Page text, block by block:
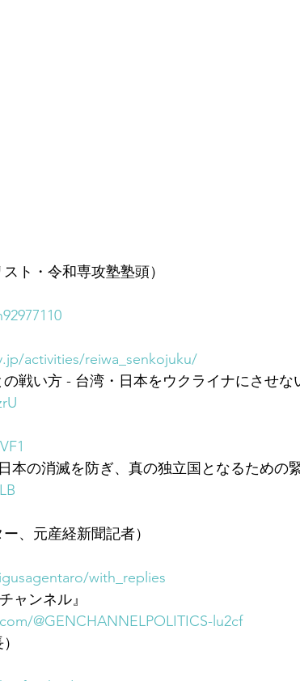
ト・令和専攻塾塾頭）
activities/reiwa_senkojuku/
戦い方 - 台湾・日本をウクライナにさせな
の消滅を防ぎ、真の独立国となるための緊
、元産経新聞記者）
with_replies
ンネル』
@GENCHANNELPOLITICS-lu2cf